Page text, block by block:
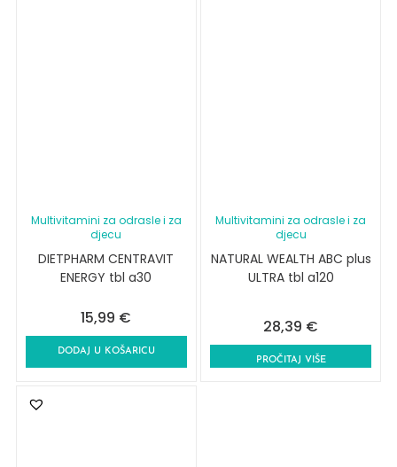
Multivitamini za odrasle i za
djecu
DIETPHARM CENTRAVIT
ENERGY tbl a30
15,99 €
DODAJ U KOŠARICU
Multivitamini za odrasle i za
djecu
NATURAL WEALTH ABC plus
ULTRA tbl a120
28,39 €
PROČITAJ VIŠE